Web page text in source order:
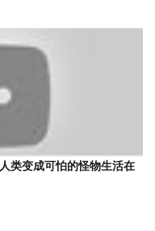
类变成可怕的怪物生活在